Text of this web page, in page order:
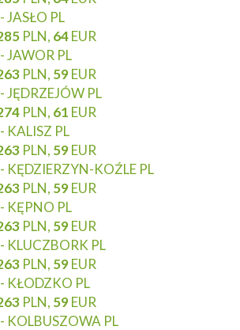
JASŁO PL
PLN, 64EUR
JAWOR PL
PLN, 59EUR
JĘDRZEJÓW PL
PLN, 61 EUR
KALISZ PL
PLN, 59EUR
KĘDZIERZYN-KOŹLE PL
PLN, 59EUR
KĘPNO PL
PLN, 59EUR
KLUCZBORK PL
PLN, 59EUR
KŁODZKO PL
PLN, 59EUR
KOLBUSZOWA PL